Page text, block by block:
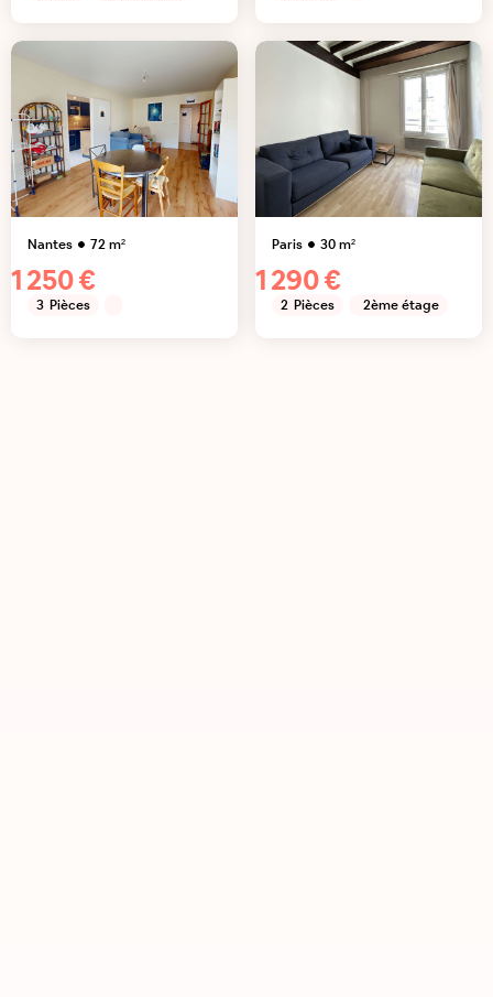
Nantes 72m²
1 250 €
3 Pièces
Paris 30m²
1 290 €
2 Pièces 2ème étage